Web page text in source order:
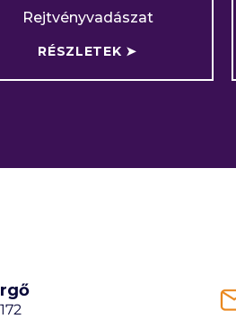
Rejtvényvadászat
RÉSZLETEK ➤